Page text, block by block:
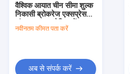
वैश्विक आयात चीन सीमा शुल्क
निकासी ब्रोकरेज एक्सप्रेस
संयुक्त राज्य अमेरिका में
नवीनतम कीमत पता करें
अब से संपर्क करें